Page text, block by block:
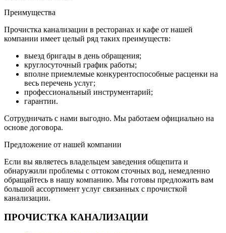
Преимущества
Прочистка канализации в ресторанах и кафе от нашей
компании имеет целый ряд таких преимуществ:
выезд бригады в день обращения;
круглосуточный график работы;
вполне приемлемые конкурентоспособные расценки на
весь перечень услуг;
профессиональный инструментарий;
гарантии.
Сотрудничать с нами выгодно. Мы работаем официально на
основе договора.
Предложение от нашей компании
Если вы являетесь владельцем заведения общепита и
обнаружили проблемы с оттоком сточных вод, немедленно
обращайтесь в нашу компанию. Мы готовы предложить вам
большой ассортимент услуг связанных с прочисткой
канализации.
ПРОЧИСТКА КАНАЛИЗАЦИИ